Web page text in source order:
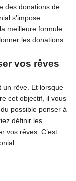
des donations de
s’impose.
meilleure formule
les donations.
vos rêves
un rêve. Et lorsque
cet objectif, il vous
possible penser à
définir les
vos rêves. C’est